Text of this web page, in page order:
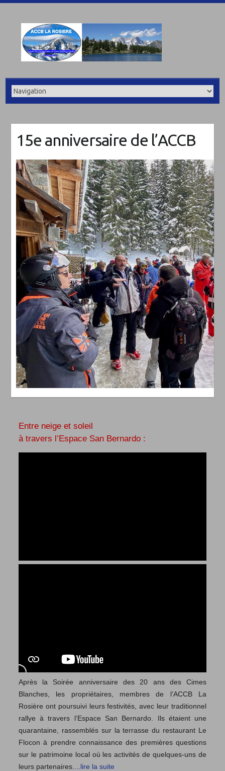
15e anniversaire de l’ACCB
Entre neige et soleil
à travers l’Espace San Bernardo :
Après la Soirée anniversaire des 20 ans des Cimes
Blanches, les propriétaires, membres de l’ACCB La
Rosière ont poursuivi leurs festivités, avec leur traditionnel
rallye à travers l’Espace San Bernardo. Ils étaient une
quarantaine, rassemblés sur la terrasse du restaurant Le
Flocon à prendre connaissance des premières questions
sur le patrimoine local où les activités de quelques-uns de
leurs partenaires.
...lire la suite